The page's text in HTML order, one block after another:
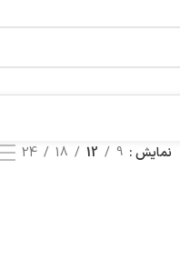
نمایش 9
12
18
24